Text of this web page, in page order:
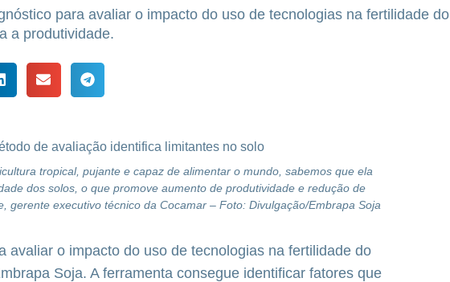
para avaliar o impacto do uso de tecnologias na fertilidade do
a produtividade.
tropical, pujante e capaz de alimentar o mundo, sabemos que ela
dos solos, o que promove aumento de produtividade e redução de
gerente executivo técnico da Cocamar – Foto: Divulgação/Embrapa Soja
avaliar o impacto do uso de tecnologias na fertilidade do
Soja. A ferramenta consegue identificar fatores que